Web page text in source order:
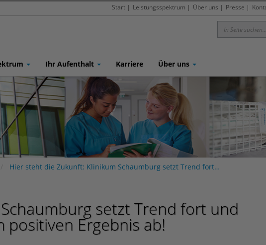
Start | Leistungsspektrum | Über uns | Presse |
Ihr Aufenthalt Karriere Über uns
Hier steht die Zukunft: Klinikum Schaumburg setzt Trend fort…
setzt Trend fort und
positiven Ergebnis ab!